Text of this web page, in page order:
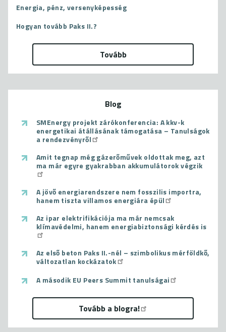
Energia, pénz, versenyképesség
Hogyan tovább Paks II.?
Tovább
Blog
SMEnergy projekt zárókonferencia: A kkv-k
energetikai átállásának támogatása – Tanulságok
a rendezvényről
Amit tegnap még gázerőművek oldottak meg, azt
ma már egyre gyakrabban akkumulátorok végzik
A jövő energiarendszere nem fosszilis importra,
hanem tiszta villamos energiára épül
Az ipar elektrifikációja ma már nemcsak
klímavédelmi, hanem energiabiztonsági kérdés is
Az első beton Paks II.-nél – szimbolikus mérföldkő,
változatlan kockázatok
A második EU Peers Summit tanulságai
Tovább a blogra!